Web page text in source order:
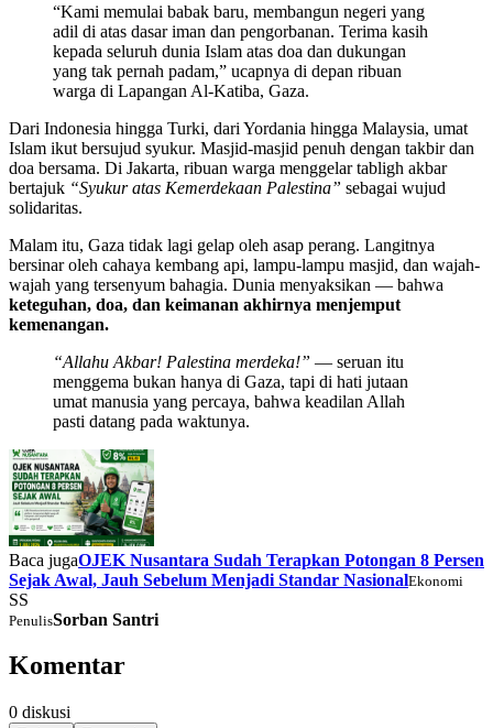
“Kami memulai babak baru, membangun negeri yang
adil di atas dasar iman dan pengorbanan. Terima kasih
kepada seluruh dunia Islam atas doa dan dukungan
yang tak pernah padam,” ucapnya di depan ribuan
warga di Lapangan Al-Katiba, Gaza.
Dari Indonesia hingga Turki, dari Yordania hingga Malaysia, umat
Islam ikut bersujud syukur. Masjid-masjid penuh dengan takbir dan
doa bersama. Di Jakarta, ribuan warga menggelar tabligh akbar
bertajuk “Syukur atas Kemerdekaan Palestina” sebagai wujud
solidaritas.
Malam itu, Gaza tidak lagi gelap oleh asap perang. Langitnya
bersinar oleh cahaya kembang api, lampu-lampu masjid, dan wajah-
wajah yang tersenyum bahagia. Dunia menyaksikan — bahwa
keteguhan, doa, dan keimanan akhirnya menjemput
kemenangan.
“Allahu Akbar! Palestina merdeka!” — seruan itu
menggema bukan hanya di Gaza, tapi di hati jutaan
umat manusia yang percaya, bahwa keadilan Allah
pasti datang pada waktunya.
Baca jugaOJEK Nusantara Sudah Terapkan Potongan 8 Persen
Sejak Awal, Jauh Sebelum Menjadi Standar NasionalEkonomi
SS
PenulisSorban Santri
Komentar
0 diskusi